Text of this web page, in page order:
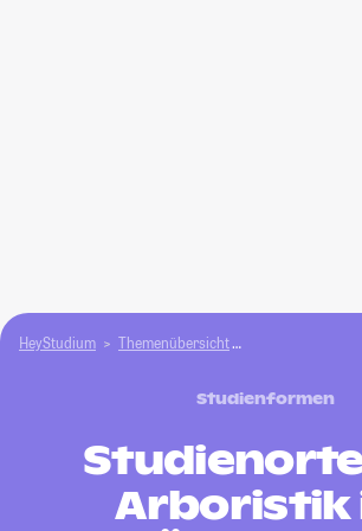
HeyStudium Themenübersicht
Studienformen
Arboristik